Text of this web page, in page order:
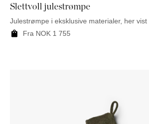
Slettvoll julestrømpe
Julestrømpe i eksklusive materialer, her vist
Fra NOK 1 755